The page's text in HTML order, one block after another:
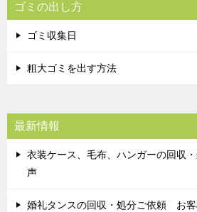
ゴミの出し方
ゴミ収集日
粗大ゴミを出す方法
最新情報
衣装ケース、毛布、ハンガーの回収
声
婚礼タンスの回収・処分ご依頼 お